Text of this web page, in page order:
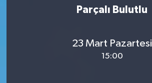
Parçalı Bulutlu
23 Mart Pazartesi
15:00